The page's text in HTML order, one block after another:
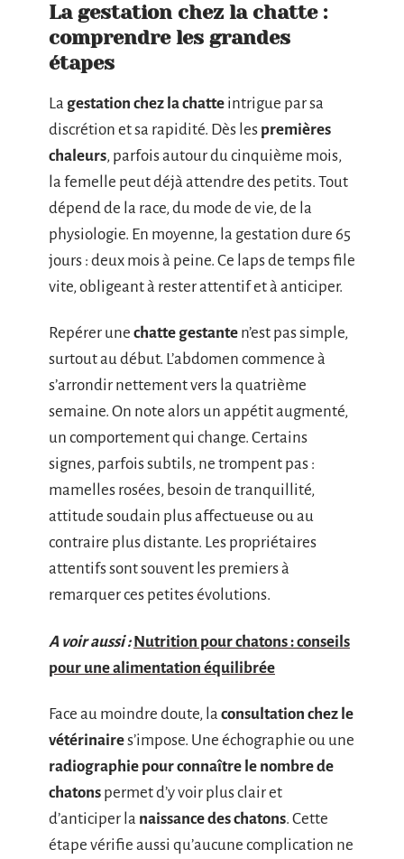
La gestation chez la chatte :
comprendre les grandes
étapes
La gestation chez la chatte intrigue par sa
discrétion et sa rapidité. Dès les premières
chaleurs, parfois autour du cinquième mois,
la femelle peut déjà attendre des petits. Tout
dépend de la race, du mode de vie, de la
physiologie. En moyenne, la gestation dure 65
jours : deux mois à peine. Ce laps de temps file
vite, obligeant à rester attentif et à anticiper.
Repérer une chatte gestante n’est pas simple,
surtout au début. L’abdomen commence à
s’arrondir nettement vers la quatrième
semaine. On note alors un appétit augmenté,
un comportement qui change. Certains
signes, parfois subtils, ne trompent pas :
mamelles rosées, besoin de tranquillité,
attitude soudain plus affectueuse ou au
contraire plus distante. Les propriétaires
attentifs sont souvent les premiers à
remarquer ces petites évolutions.
A voir aussi : Nutrition pour chatons : conseils
pour une alimentation équilibrée
Face au moindre doute, la consultation chez le
vétérinaires’impose. Une échographie ou une
radiographie pour connaître le nombre de
chatons permet d’y voir plus clair et
d’anticiper la naissance des chatons. Cette
étape vérifie aussi qu’aucune complication ne